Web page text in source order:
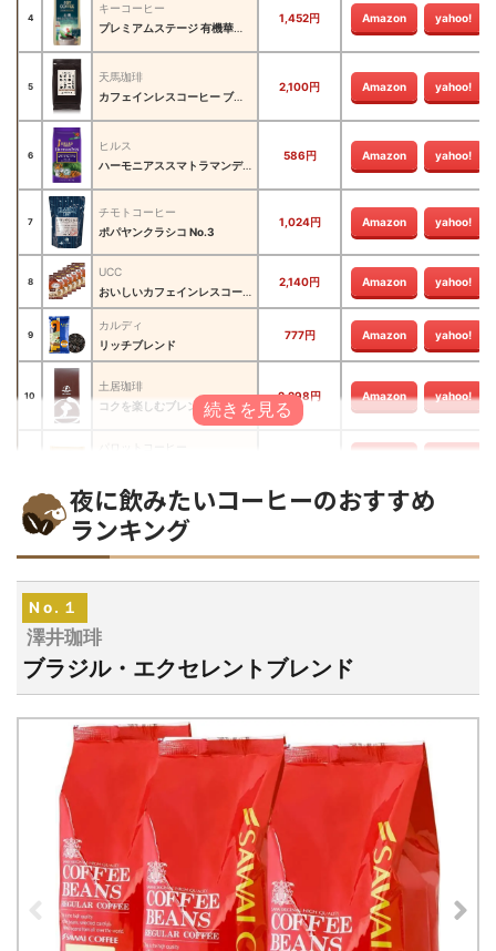
4
キーコーヒー
プレミアムステージ 有機華やかビターブレンド
1,452円 Amazon yahoo!
5
天馬珈琲
カフェインレスコーヒー ブラジル産
2,100円 Amazon yahoo!
6
ヒルス
ハーモニアススマトラマンデリンブレンド
586円 Amazon yahoo!
7
チモトコーヒー
ポパヤンクラシコ No.3
1,024円 Amazon yahoo!
8
UCC
おいしいカフェインレスコーヒー コク深め
2,140円 Amazon yahoo!
9
カルディ
リッチブレンド
777円 Amazon yahoo!
10
土居珈琲
コクを楽しむブレンド
2,298円 Amazon yahoo!
12
丸山珈琲
ドリップバッグ カフェインレス
1,499円 Amazon
13 1,350円 Amazon yahoo!
夜に飲みたいコーヒーのおすすめ
ランキング
No.１
澤井珈琲
ブラジル・エクセレントブレンド